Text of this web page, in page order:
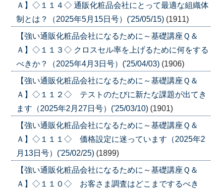
Ａ】◇１１４◇ 通販化粧品会社にとって最適な組織体
制とは？（2025年5月15日号）('25/05/15) (1911)
【強い通販化粧品会社になるために～基礎講座Ｑ＆
Ａ】◇１１３◇ クロスセル率を上げるために何をする
べきか？（2025年4月3日号）('25/04/03) (1906)
【強い通販化粧品会社になるために～基礎講座Ｑ＆
Ａ】◇１１２◇ テストのたびに新たな課題が出てき
ます（2025年2月27日号）('25/03/10) (1901)
【強い通販化粧品会社になるために～基礎講座Ｑ＆
Ａ】◇１１１◇ 価格設定に迷っています（2025年2
月13日号）('25/02/25) (1899)
【強い通販化粧品会社になるために～基礎講座Ｑ＆
Ａ】◇１１０◇ お客さま調査はどこまでするべき